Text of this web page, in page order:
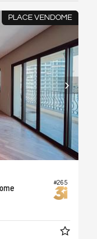
PLACE VENDOME
#265